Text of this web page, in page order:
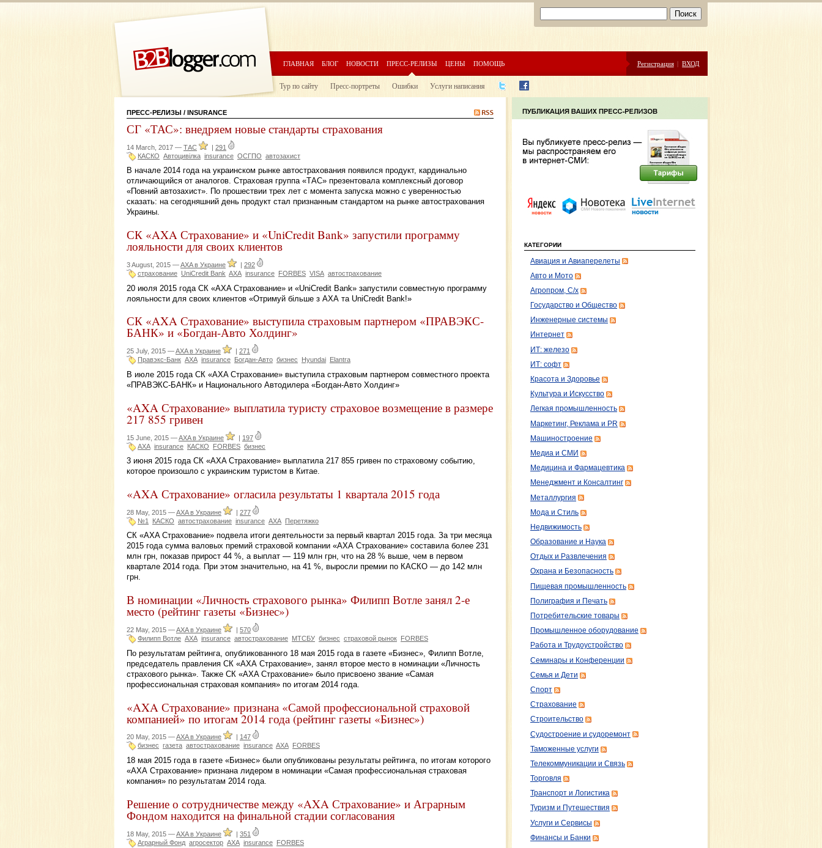
ГЛАВНАЯ БЛОГ НОВОСТИ ПРЕСС-РЕЛИЗЫ ЦЕНЫ ПОМОЩЬ Регистрация | ВХОД
Тур по сайту Пресс-портреты Ошибки Услуги написания
ПРЕСС-РЕЛИЗЫ / INSURANCE
СГ «ТАС»: внедряем новые стандарты страхования
14 March, 2017 — ТАС | 291
КАСКО Автоцивілка insurance ОСГПО автозахист
В начале 2014 года на украинском рынке автострахования появился продукт, кардинально
отличающийся от аналогов. Страховая группа «ТАС» презентовала комплексный договор
«Повний автозахист». По прошествии трех лет с момента запуска можно с уверенностью
сказать: на сегодняшний день продукт стал признанным стандартом на рынке автострахования
Украины.
СК «AXA Страхование» и «UniCredit Bank» запустили программу
лояльности для своих клиентов
3 August, 2015 —AXA в Украине | 292
страхование UniCredit Bank AXA insurance FORBES VISA автострахование
20 июля 2015 года СК «AXA Страхование» и «UniCredit Bank» запустили совместную программу
лояльности для своих клиентов «Отримуй більше з АХА та UniCredit Bank!»
СК «AXA Страхование» выступила страховым партнером «ПРАВЭКС-
БАНК» и «Богдан-Авто Холдинг»
25 July, 2015 —AXA в Украине
271
Правэкс-Банк АХА insurance Богдан-Авто бизнес Hyundai Elantra
В июле 2015 года СК «AXA Страхование» выступила страховым партнером совместного проекта
«ПРАВЭКС-БАНК» и Национального Автодилера «Богдан-Авто Холдинг»
«AXA Страхование» выплатила туристу страховое возмещение в размере
217 855 гривен
15 June, 2015 —AXA в Украине | 197
AXA insurance КАСКО FORBES бизнес
3 июня 2015 года СК «AXA Страхование» выплатила 217 855 гривен по страховому событию,
которое произошло с украинским туристом в Китае.
«AXA Страхование» огласила результаты 1 квартала 2015 года
28 May, 2015 —AXA в Украине | 277
№1
КАСКО автострахование insurance АХА Перетяжко
СК «AXA Страхование» подвела итоги деятельности за первый квартал 2015 года. За три месяца
2015 года сумма валовых премий страховой компании «АХА Страхование» составила более 231
млн грн, показав прирост 44 %, а выплат — 119 млн грн, что на 28 % выше, чем в первом
квартале 2014 года. При этом значительно, на 41 %, выросли премии по КАСКО — до 142 млн
грн.
В номинации «Личность страхового рынка» Филипп Вотле занял 2-е
место (рейтинг газеты «Бизнес»)
22 May, 2015 —AXA в Украине | 570
Филипп Вотле AXA insurance автострахование МТСБУ бизнес страховой рынок FORBES
По результатам рейтинга, опубликованного 18 мая 2015 года в газете «Бизнес», Филипп Вотле,
председатель правления СК «АХА Страхование», занял второе место в номинации «Личность
страхового рынка». Также СК «AXA Страхование» было присвоено звание «Самая
профессиональная страховая компания» по итогам 2014 года.
«AXA Страхование» признана «Самой профессиональной страховой
компанией» по итогам 2014 года (рейтинг газеты «Бизнес»)
20 May, 2015 —AXA в Украине
147
бизнес газета автострахование insurance AXA FORBES
18 мая 2015 года в газете «Бизнес» были опубликованы результаты рейтинга, по итогам которого
«АХА Страхование» признана лидером в номинации «Самая профессиональная страховая
компания» по результатам 2014 года.
Решение о сотрудничестве между «AXA Страхование» и Аграрным
Фондом находится на финальной стадии согласования
18 May, 2015 —AXA в Украине | 351
Аграрный Фонд агросектор АХА insurance FORBES
КАТЕГОРИИ
Авиация и Авиаперелеты
Авто и Мото
Агропром, С/х
Государство и Общество
Инженерные системы
Интернет
ИТ: железо
ИТ: софт
Красота и Здоровье
Культура и Искусство
Легкая промышленность
Маркетинг, Реклама и PR
Машиностроение
Медиа и СМИ
Медицина и Фармацевтика
Менеджмент и Консалтинг
Металлургия
Мода и Стиль
Недвижимость
Образование и Наука
Отдых и Развлечения
Охрана и Безопасность
Пищевая промышленность
Полиграфия и Печать
Потребительские товары
Промышленное оборудование
Работа и Трудоустройство
Семинары и Конференции
Семья и Дети
Спорт
Страхование
Строительство
Судостроение и судоремонт
Таможенные услуги
Телекоммуникации и Связь
Торговля
Транспорт и Логистика
Туризм и Путешествия
Услуги и Сервисы
Финансы и Банки